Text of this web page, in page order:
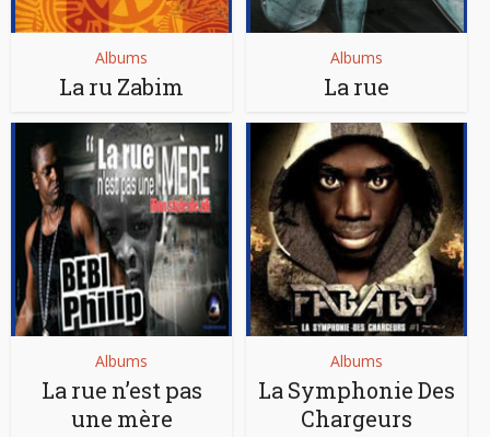
Albums
La ru Zabim
Albums
La rue
Albums
La rue n’est pas
une mère
Albums
La Symphonie Des
Chargeurs